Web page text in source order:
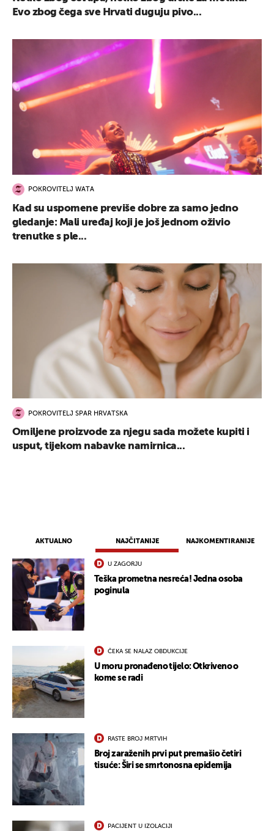
AKTUALNO NAJČITANIJE NAJKOMENTIRANIJE
U ZAGORJU
Teška prometna nesreća! Jedna osoba
poginula
ČEKA SE NALAZ OBDUKCIJE
U moru pronađeno tijelo: Otkriveno o
kome se radi
RASTE BROJ MRTVIH
Broj zaraženih prvi put premašio četiri
tisuće: Širi se smrtonosna epidemija
PACIJENT U IZOLACIJI
Evo zbog čega sve Hrvati duguju pivo...
POKROVITELJ WATA
Kad su uspomene previše dobre za samo jedno
gledanje: Mali uređaj koji je još jednom oživio
trenutke s ple...
POKROVITELJ SPAR HRVATSKA
Omiljene proizvode za njegu sada možete kupiti i
usput, tijekom nabavke namirnica...